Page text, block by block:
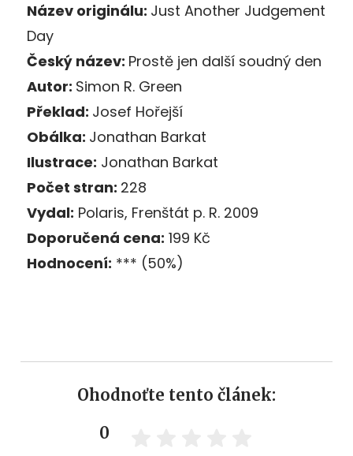
Název originálu: Just Another Judgement
Day
Český název: Prostě jen další soudný den
Autor: Simon R. Green
Překlad: Josef Hořejší
Obálka: Jonathan Barkat
Ilustrace: Jonathan Barkat
Počet stran: 228
Vydal: Polaris, Frenštát p. R. 2009
Doporučená cena: 199 Kč
Hodnocení: *** (50%)
Ohodnoťte tento článek:
0